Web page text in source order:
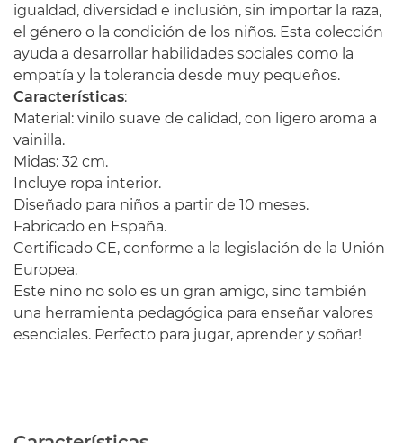
igualdad, diversidad e inclusión, sin importar la raza,
el género o la condición de los niños. Esta colección
ayuda a desarrollar habilidades sociales como la
empatía y la tolerancia desde muy pequeños.
Características:
Material: vinilo suave de calidad, con ligero aroma a
vainilla.
Midas: 32 cm.
Incluye ropa interior.
Diseñado para niños a partir de 10 meses.
Fabricado en España.
Certificado CE, conforme a la legislación de la Unión
Europea.
Este nino no solo es un gran amigo, sino también
una herramienta pedagógica para enseñar valores
esenciales. Perfecto para jugar, aprender y soñar!